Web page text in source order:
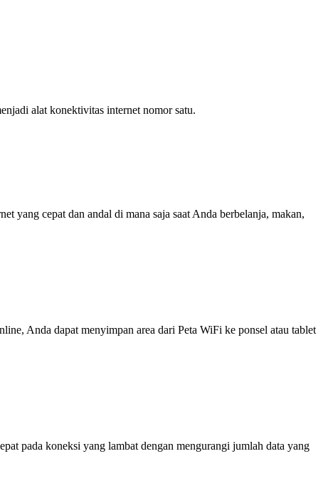
alat konektivitas internet nomor satu.
yang cepat dan andal di mana saja saat Anda berbelanja, makan,
Anda dapat menyimpan area dari Peta WiFi ke ponsel atau tablet
pada koneksi yang lambat dengan mengurangi jumlah data yang